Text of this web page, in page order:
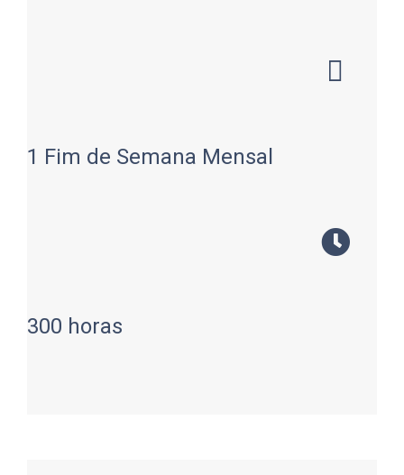
1 Fim de Semana Mensal
300 horas